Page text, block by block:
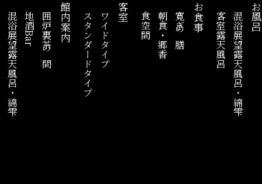
お風呂
混浴展望露天風呂・綿雫
客室露天風呂
お食事
寛ぎの膳
朝食・郷香
食空間
客室
ワイドタイプ
スタンダードタイプ
館内案内
囲炉裏茶の間
地酒Bar
混浴展望露天風呂・綿雫